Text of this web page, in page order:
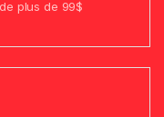
plus de 99$